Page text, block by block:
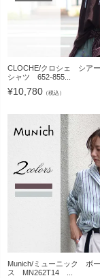
CLOCHE/クロシェ シア
シャツ 652-855...
¥10,780 （税込）
Munich/ミューニック ボ
ス MN262T14 ...